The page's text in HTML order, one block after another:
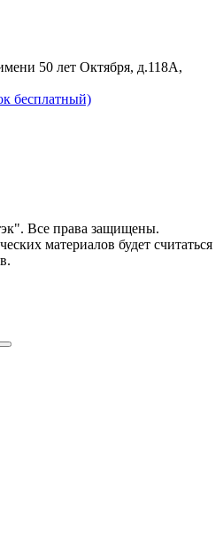
50 лет Октября, д.118А,
бесплатный)
Все права защищены.
материалов будет считаться